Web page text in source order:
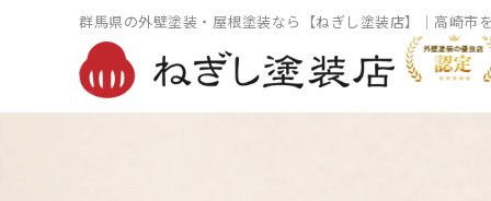
群馬県の外壁塗装・屋根塗装なら【ねぎし塗装店】｜高崎市